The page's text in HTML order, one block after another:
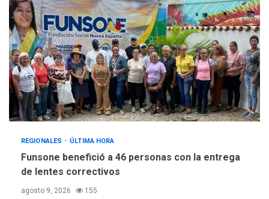
REGIONALES ÚLTIMA HORA
Funsone benefició a 46 personas con la entrega
de lentes correctivos
agosto 9, 2026 155